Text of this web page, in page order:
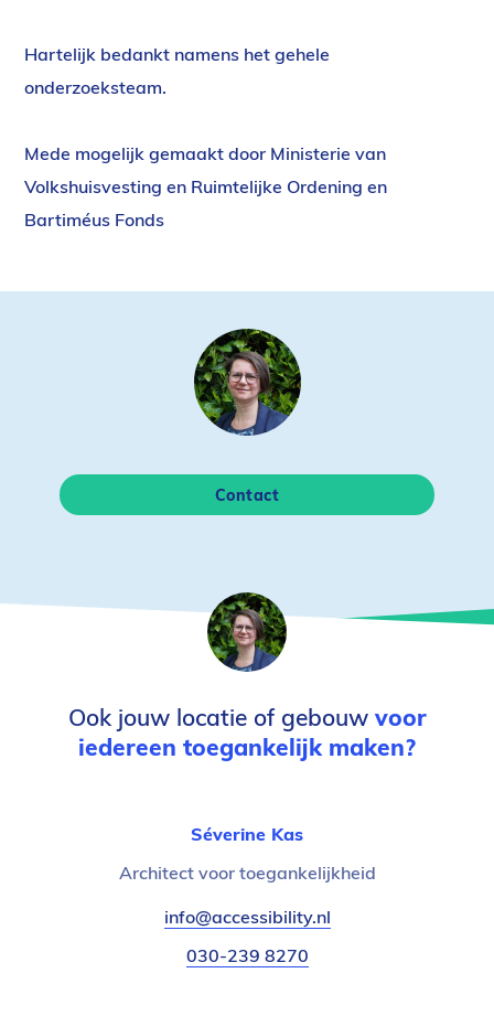
Hartelijk bedankt namens het gehele
onderzoeksteam.
Mede mogelijk gemaakt door Ministerie van
Volkshuisvesting en Ruimtelijke Ordening en
Bartiméus Fonds
Contact
Ook jouw locatie of gebouw voor
iedereen toegankelijk maken?
Séverine Kas
Functietitel:
Architect voor toegankelijkheid
E-
mail:
info@accessibility.nl
Telefoonnummer:
030-239 8270